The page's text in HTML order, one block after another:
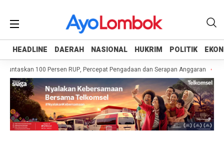
HEADLINE DAERAH NASIONAL HUKRIM POLITIK
HEADLINE DAERAH NASIONAL HUKRIM POLITIK
100 Persen RUP, Percepat Pengadaan dan Serapan Anggaran